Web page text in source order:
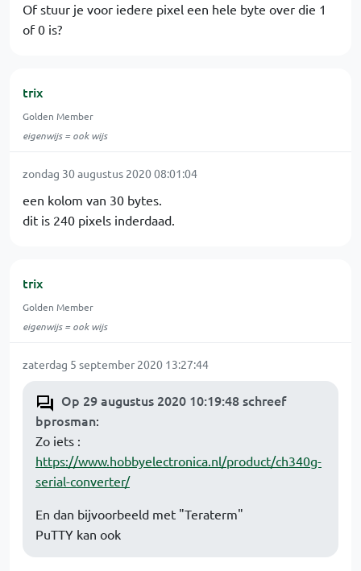
Of stuur je voor iedere pixel een hele byte over die 1
of 0 is?
trix
Golden Member
eigenwijs = ook wijs
zondag 30 augustus 2020 08:01:04
een kolom van 30 bytes.
dit is 240 pixels inderdaad.
trix
Golden Member
eigenwijs = ook wijs
zaterdag 5 september 2020 13:27:44
Op 29 augustus 2020 10:19:48 schreef
bprosman:
Zo iets :
https://www.hobbyelectronica.nl/product/ch340g-
serial-converter/
En dan bijvoorbeeld met "Teraterm"
PuTTY kan ook